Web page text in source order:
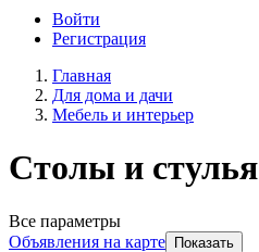
Войти
Регистрация
Главная
Для дома и дачи
Мебель и интерьер
Столы и стулья
Все параметры
Объявления на карте